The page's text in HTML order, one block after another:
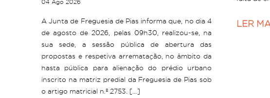
04 Ago 2026
A Junta de Freguesia de Pias informa que, no dia 4
de agosto de 2026, pelas 09h30, realizou-se, na
sua sede, a sessão pública de abertura das
propostas e respetiva arrematação, no âmbito da
hasta pública para alienação do prédio urbano
inscrito na matriz predial da Freguesia de Pias sob
o artigo matricial n.º 2753. […]
LER